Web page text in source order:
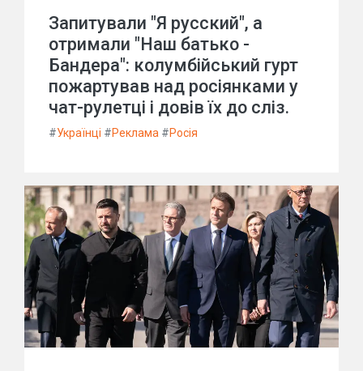
Запитували "Я русский", а
отримали "Наш батько -
Бандера": колумбійський гурт
пожартував над росіянками у
чат-рулетці і довів їх до сліз.
#Українці #Реклама #Росія